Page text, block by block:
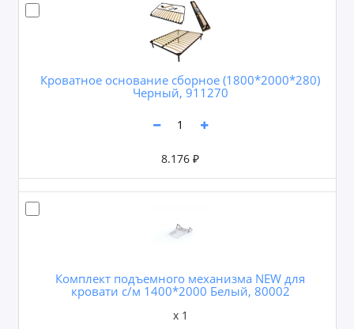
Кроватное основание сборное (1800*2000*280)
Черный, 911270
8.176 ₽
Комплект подъемного механизма NEW для
кровати с/м 1400*2000 Белый, 80002
x 1